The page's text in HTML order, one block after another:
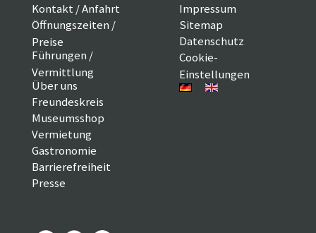
Kontakt / Anfahrt
Öffnungszeiten /
Preise
Führungen /
Vermittlung
Über uns
Freundeskreis
Museumsshop
Vermietung
Gastronomie
Barrierefreiheit
Presse
Impressum
Sitemap
Datenschutz
Cookie-
Einstellungen